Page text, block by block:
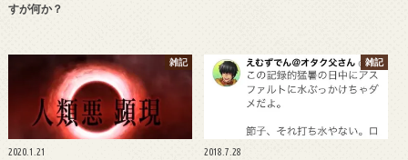
すが何か？
雑記
2020.1.21
雑記
2018.7.28